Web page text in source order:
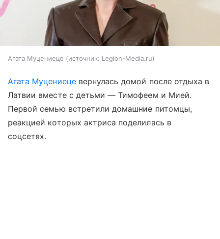
Агата Муцениеце источник: Legion-Media.ru
Агата Муцениецевернулась домой после отдыха в
Латвии вместе с детьми — Тимофеем и Мией.
Первой семью встретили домашние питомцы,
реакцией которых актриса поделилась в
соцсетях.